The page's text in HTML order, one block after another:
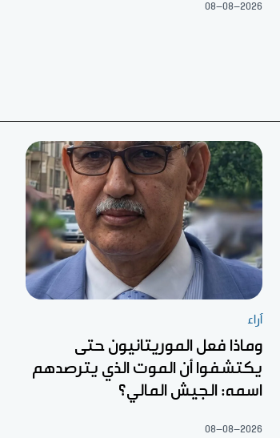
08-08-2026
آراء
وماذا فعل الموريتانيون حتى
يكتشفوا أن الموت الذي يترصدهم
اسمه: الجيش المالي؟
08-08-2026